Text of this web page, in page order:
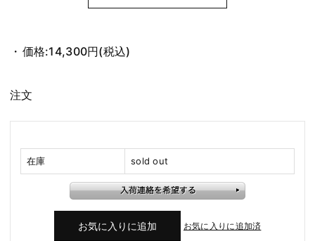
価格:14,300円(税込)
注文
在庫 sold out
お気に入りに追加済